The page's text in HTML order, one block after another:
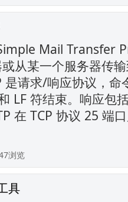
Mail Transfer
从某一个服务器传
是请求/响应协议，命
LF 符结束。响应包
在 TCP 协议 25 端
浏览
具